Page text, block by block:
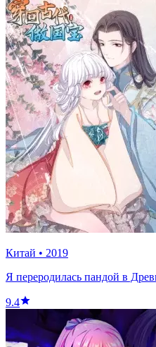
Китай • 2019
Я переродилась пандой в
9.4